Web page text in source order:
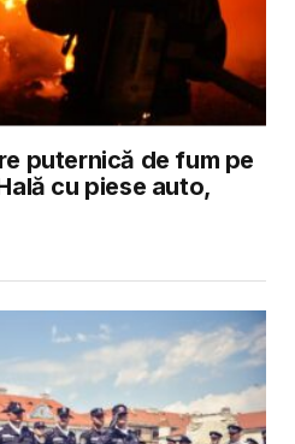
puternică de fum pe
cu piese auto,